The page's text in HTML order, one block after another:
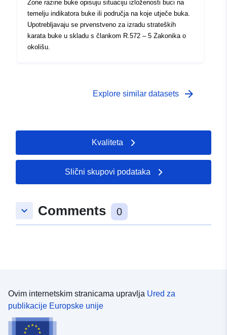
Zone razine buke opisuju situaciju izloženosti buci na
temelju indikatora buke ili područja na koje utječe buka.
Upotrebljavaju se prvenstveno za izradu strateških
karata buke u skladu s člankom R.572 – 5 Zakonika o
okolišu.
Explore similar datasets arrow_forward
Kvaliteta
Slični skupovi podataka
keyboard_arrow_down Comments 0
Ovim internetskim stranicama upravlja Ured za
publikacije Europske unije